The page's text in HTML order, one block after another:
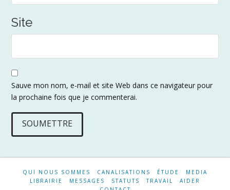
Site
Sauve mon nom, e-mail et site Web dans ce navigateur pour
la prochaine fois que je commenterai.
QUI NOUS SOMMES CANALISATIONS ÉTUDE
MEDIA
LIBRAIRIE
MESSAGES STATUTS TRAVAIL
AIDER